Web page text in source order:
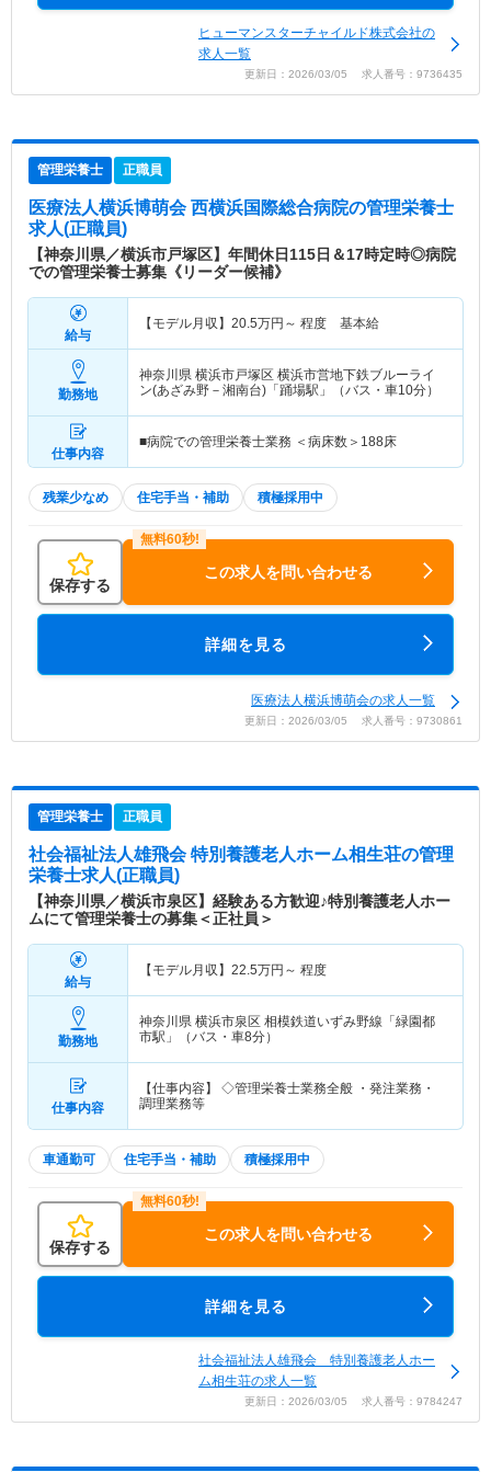
ヒューマンスターチャイルド株式会社の
求人一覧
更新日：2026/03/05 求人番号：9736435
管理栄養士 正職員
医療法人横浜博萌会 西横浜国際総合病院の管理栄養士
求人(正職員)
【神奈川県／横浜市戸塚区】年間休日115日＆17時定時◎病院
での管理栄養士募集《リーダー候補》
給与
【モデル月収】 20.5万円～ 程度 基本給
勤務地
神奈川県 横浜市戸塚区 横浜市営地下鉄ブルーライ
ン(あざみ野－湘南台)「踊場駅」（バス・車10分）
仕事内容
■病院での管理栄養士業務 ＜病床数＞188床
残業少なめ 住宅手当・補助 積極採用中
保存する
この求人を問い合わせる
詳細を見る
医療法人横浜博萌会の求人一覧
更新日：2026/03/05 求人番号：9730861
管理栄養士 正職員
社会福祉法人雄飛会 特別養護老人ホーム相生荘の管理
栄養士求人(正職員)
【神奈川県／横浜市泉区】経験ある方歓迎♪特別養護老人ホー
ムにて管理栄養士の募集＜正社員＞
給与
【モデル月収】 22.5万円～ 程度
勤務地
神奈川県 横浜市泉区 相模鉄道いずみ野線「緑園都
市駅」（バス・車8分）
仕事内容
【仕事内容】 ◇管理栄養士業務全般 ・発注業務・
調理業務等
車通勤可 住宅手当・補助 積極採用中
保存する
この求人を問い合わせる
詳細を見る
社会福祉法人雄飛会 特別養護老人ホー
ム相生荘の求人一覧
更新日：2026/03/05 求人番号：9784247